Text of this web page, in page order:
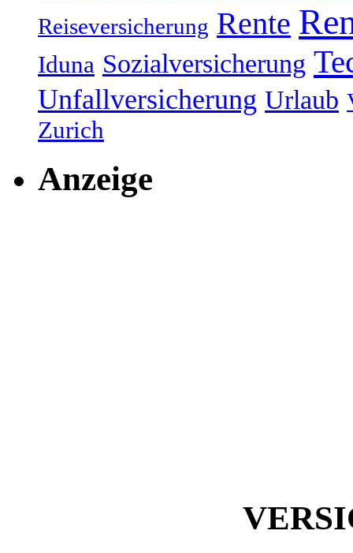
Reiseversicherung Rente
Iduna Sozialversicherung
Unfallversicherung Urlaub
Zurich
Anzeige